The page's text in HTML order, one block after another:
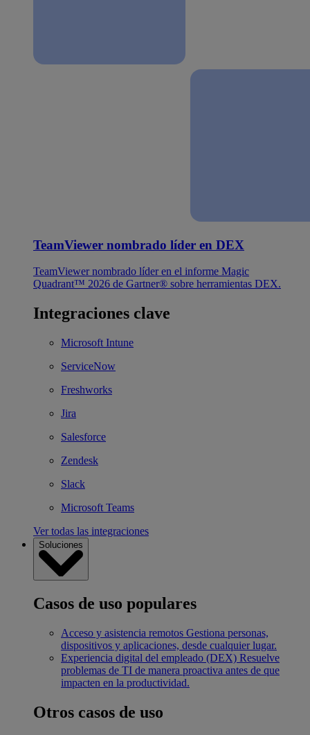
TeamViewer nombrado líder en DEX
TeamViewer nombrado líder en el informe Magic
Quadrant™ 2026 de Gartner® sobre herramientas DEX.
Integraciones clave
Microsoft Intune
ServiceNow
Freshworks
Jira
Salesforce
Zendesk
Slack
Microsoft Teams
Ver todas las integraciones
Soluciones
Casos de uso populares
Acceso y asistencia remotos Gestiona personas,
dispositivos y aplicaciones, desde cualquier lugar.
Experiencia digital del empleado (DEX) Resuelve
problemas de TI de manera proactiva antes de que
impacten en la productividad.
Otros casos de uso